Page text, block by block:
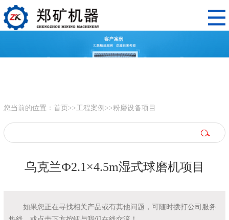
您当前的位置： 首页>>工程案例 >>粉磨设备项目
乌克兰Ф2.1×4.5m湿式球磨机项目
如果您正在寻找相关产品或有其他问题，可随时拨打公司服务